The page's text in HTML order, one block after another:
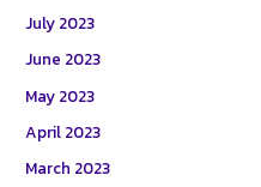
July 2023
June 2023
May 2023
April 2023
March 2023